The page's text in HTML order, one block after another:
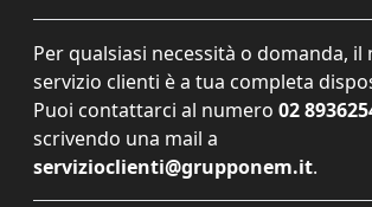
Per qualsiasi necessità o domanda, il
servizio clienti è a tua completa
Puoi contattarci al numero 02
scrivendo una mail a
servizioclienti@grupponem.it.